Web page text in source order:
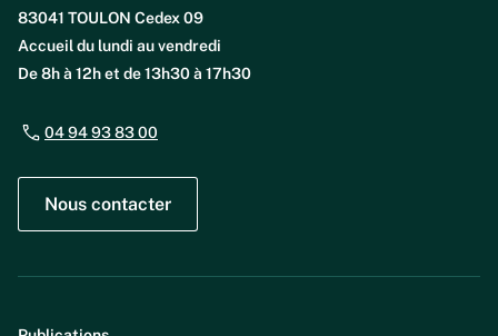
83041 TOULON Cedex 09
Accueil du lundi au vendredi
De 8h à 12h et de 13h30 à 17h30
04 94 93 83 00
Nous contacter